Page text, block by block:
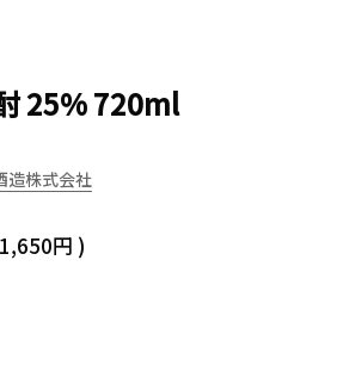
25% 720ml
造株式会社
1,650円 )